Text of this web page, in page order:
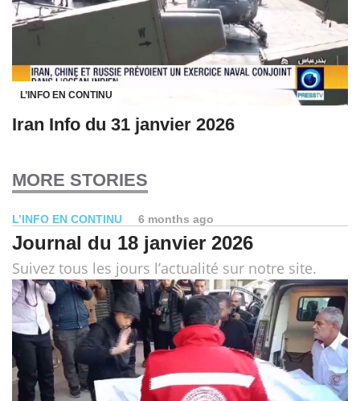
L’INFO EN CONTINU
Iran Info du 31 janvier 2026
MORE STORIES
L’INFO EN CONTINU 6 months ago
Journal du 18 janvier 2026
Suivez tous les jours l’actualité sur notre site.